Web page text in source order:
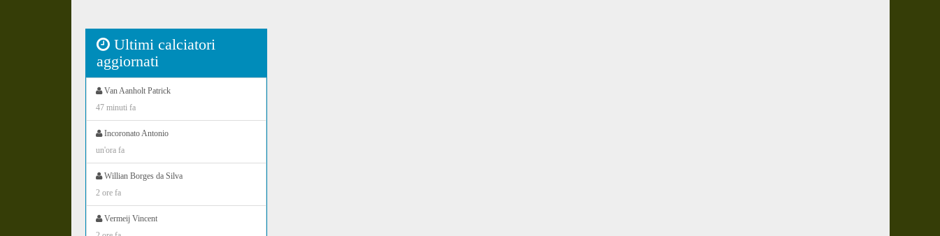
Ultimi calciatori
aggiornati
Van Aanholt Patrick
47 minuti fa
Incoronato Antonio
un'ora fa
Willian Borges da Silva
2 ore fa
Vermeij Vincent